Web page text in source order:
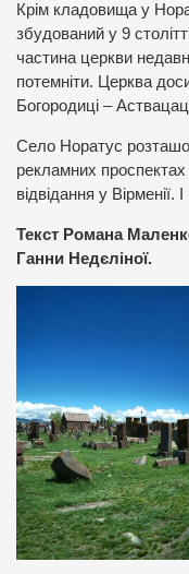
Крім кладовища у
збудований у 9
частина церкви
потемніти. Церква
Богородиці –
Село Норатус
рекламних
відвідання у Вірменії.
Текст Романа
Ганни Недєліної.